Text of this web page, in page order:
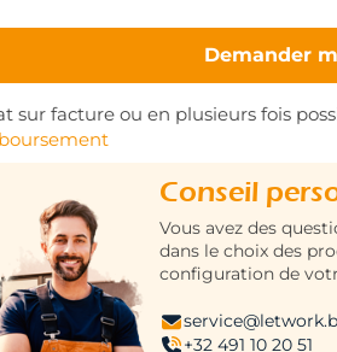
Demander
sur facture ou en plusieurs fois
Conseil
Vous avez des
dans le choix des
configuration de
+32 491 10 20 51